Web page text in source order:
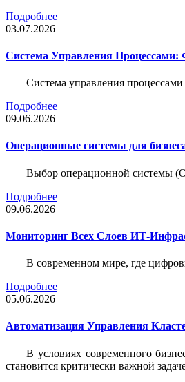
Подробнее
03.07.2026
Система Управления
Система управления
Подробнее
09.06.2026
Операционные системы для
Выбор операционной системы
Подробнее
09.06.2026
Мониторинг Всех Слоев ИТ-
В современном мире, где
Подробнее
05.06.2026
Автоматизация Управления
В условиях современного
становится критически важной